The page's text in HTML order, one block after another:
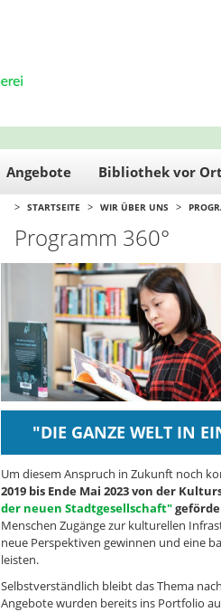
Angebote Bibliothek vor Ort
> STARTSEITE > WIR ÜBER UNS >
Programm 360°
"DIE GANZE WELT IN
Um diesem Anspruch in Zukunft noch
2019 bis Ende Mai 2023 von der
der neuen Stadtgesellschaft"
Menschen Zugänge zur kulturellen
neue Perspektiven gewinnen und eine
leisten.
Selbstverständlich bleibt das Thema
Angebote wurden bereits ins Portfolio